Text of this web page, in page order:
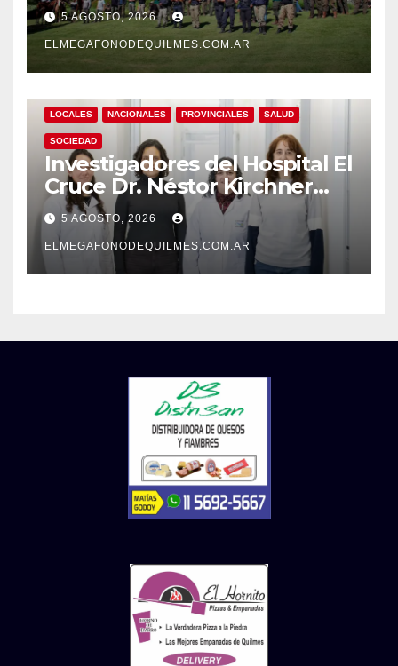
extranjerizadas que el
patrimonio de todos los
argentinos?
5 AGOSTO, 2026
ELMEGAFONODEQUILMES.COM.AR
LOCALES NACIONALES PROVINCIALES SALUD
SOCIEDAD
Investigadores del Hospital El
Cruce Dr. Néstor Kirchner
desarrollan un estudio
pionero sobre el
envejecimiento cerebral y las
demencias
5 AGOSTO, 2026
ELMEGAFONODEQUILMES.COM.AR